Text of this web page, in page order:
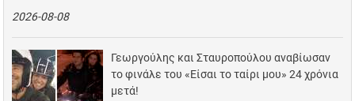
2026-08-08
Γεωργούλης και Σταυροπούλου αναβίωσαν
το φινάλε του «Είσαι το ταίρι μου» 24 χρόνια
μετά!